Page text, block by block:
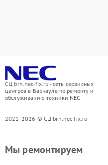
СЦ brn.nec-fix.ru - сеть сервисных
центров в Барнауле по ремонту и
обслуживанию техники NEC
2021-2026 © СЦ brn.nec-fix.ru
Мы ремонтируем